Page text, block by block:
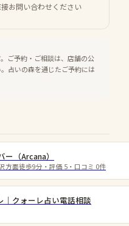
お問い合わせください
ご予約・ご相談は、店舗の公
占いの森を通じたご予約には
（Arcana）
方面徒歩9分 ・評価 5 ・口コミ 0件
｜クォーレ占い電話相談